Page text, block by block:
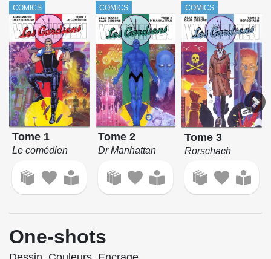
COMICS
Tome 1
Le comédien
COMICS
Tome 2
Dr Manhattan
COMICS
Tome 3
Rorschach
One-shots